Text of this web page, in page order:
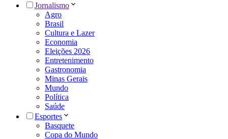
Jornalismo
Agro
Brasil
Cultura e Lazer
Economia
Eleições 2026
Entretenimento
Gastronomia
Minas Gerais
Mundo
Política
Saúde
Esportes
Basquete
Copa do Mundo